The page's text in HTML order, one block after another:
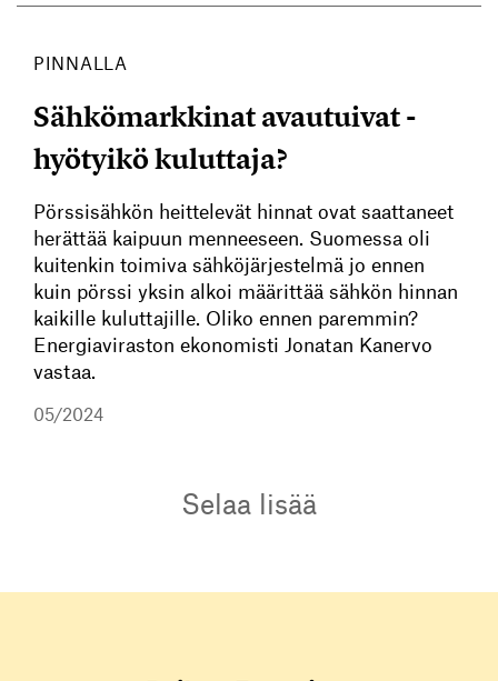
PINNALLA
Sähkömarkkinat avautuivat -
hyötyikö kuluttaja?
Pörssisähkön heittelevät hinnat ovat saattaneet
herättää kaipuun menneeseen. Suomessa oli
kuitenkin toimiva sähköjärjestelmä jo ennen
kuin pörssi yksin alkoi määrittää sähkön hinnan
kaikille kuluttajille. Oliko ennen paremmin?
Energiaviraston ekonomisti Jonatan Kanervo
vastaa.
05/2024
Selaa lisää